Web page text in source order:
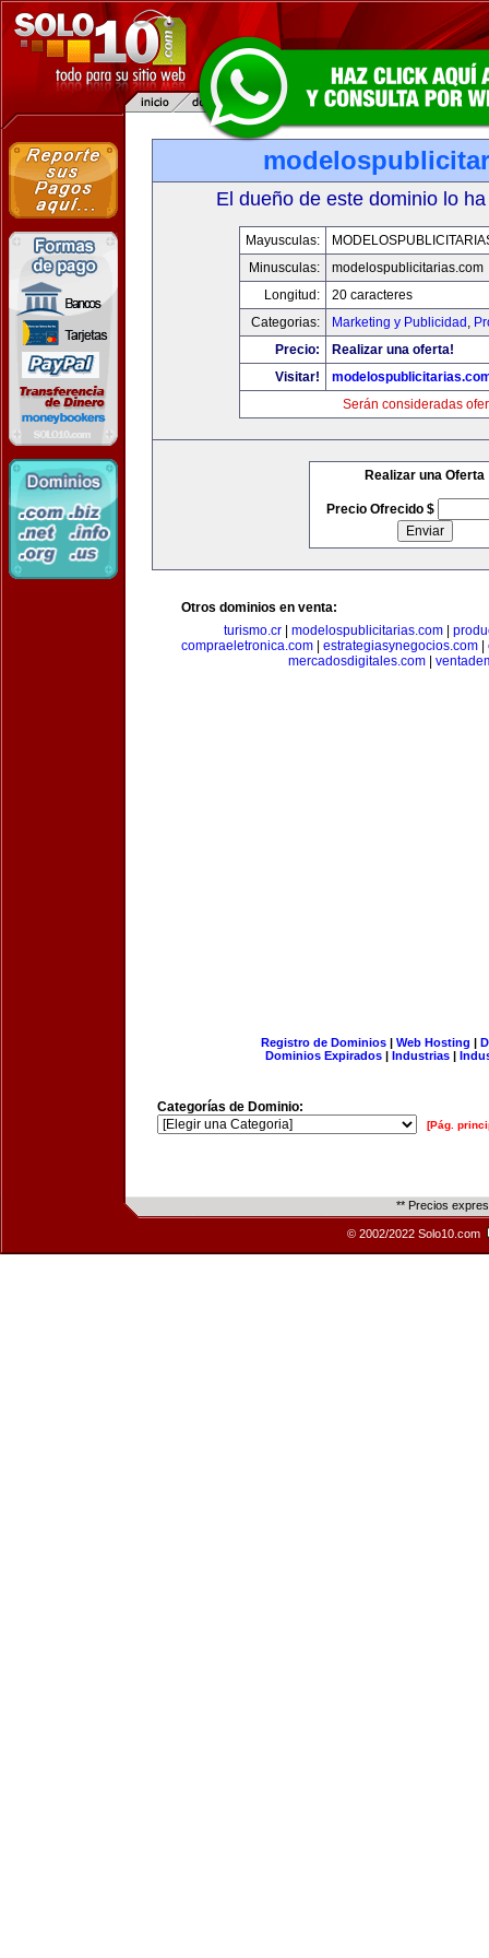
El dueño de este dominio lo
Mayusculas:
Minusculas:
modelospublicitarias.com
Longitud:
20 caracteres
Categorias:
Marketing y Publicidad ,
Precio:
Realizar una oferta!
Visitar!
Serán consideradas
Realizar una Oferta
Precio Ofrecido $
Otros dominios en venta:
turismo.cr
modelospublicitarias.com
compraeletronica.com
estrategiasynegocios.com
mercadosdigitales.com|
Registro de Dominios| Web Hosting |
Dominios Expirados | Industrias |
Categorías de Dominio:
[Pág.
** Precios
© 2002/2022 Solo10.com